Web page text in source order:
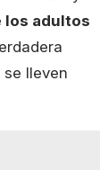
los adultos
lleven